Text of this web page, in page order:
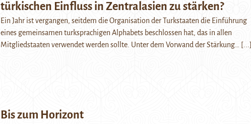
türkischen Einfluss in Zentralasien zu stärken?
Ein Jahr ist vergangen, seitdem die Organisation der Turkstaaten die Einführung
eines gemeinsamen turksprachigen Alphabets beschlossen hat, das in allen
Mitgliedstaaten verwendet werden sollte. Unter dem Vorwand der Stärkung…
[...]
Bis zum Horizont